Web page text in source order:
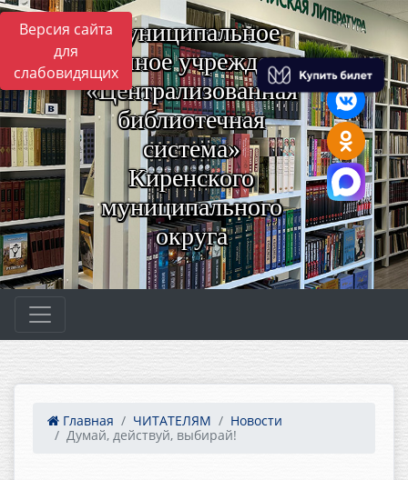
Версия сайта
для
слабовидящих
Муниципальное
казённое учреждение
«Централизованная
библиотечная
система»
Киренского
муниципального
округа
Главная ЧИТАТЕЛЯМ
Новости
Думай, действуй, выбирай!